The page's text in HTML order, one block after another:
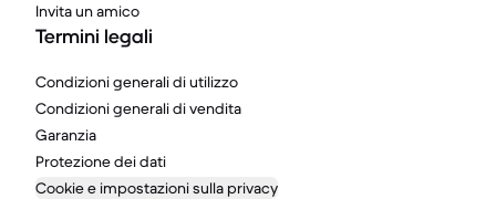
Invita un amico
Termini legali
Condizioni generali di utilizzo
Condizioni generali di vendita
Garanzia
Protezione dei dati
Cookie e impostazioni sulla privacy